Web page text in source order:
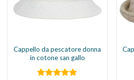
Cappello da pescatore donna
in cotone san gallo